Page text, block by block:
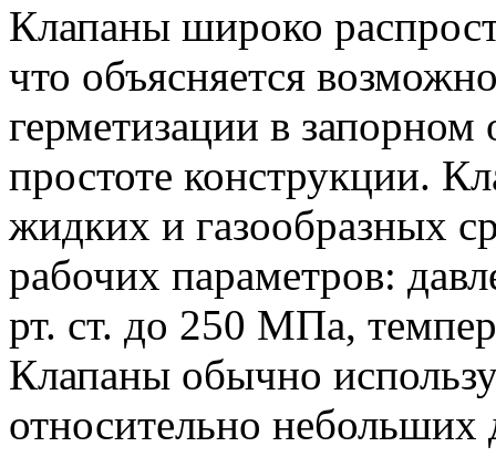
Клапаны широко
что объясняется
герметизации в запорном
простоте конструкции.
жидких и газообразных
рабочих параметров:
рт. ст. до 250 МПа,
Клапаны обычно
относительно небольших